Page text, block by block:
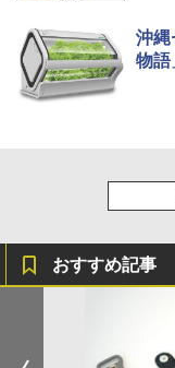
沖縄
物語
おすすめ記事